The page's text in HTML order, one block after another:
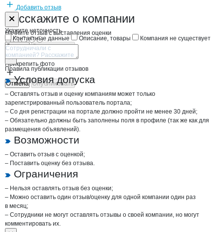
Добавить отзыв
Расскажите о компании
Начните отзыв с выставления оценки
Прикрепить фото
Отмена Опубликовать
Форма обратной связи о неточностях
Укажите неточность
Контактные данные
Описание, товары Компания не существует
Отмена Опубликовать
Правила публикации отзывов
Условия допуска
– Оставлять отзыв и оценку компаниям может только
зарегистрированный пользователь портала;
– Со дня регистрации на портале должно пройти не менее 30 дней;
– Обязательно должны быть заполнены поля в профиле (так же как для
размещения объявлений).
Возможности
– Оставить отзыв с оценкой;
– Поставить оценку без отзыва.
Ограничения
– Нельзя оставлять отзыв без оценки;
– Можно оставить один отзыв/оценку для одной компании один раз
в месяц;
– Сотрудники не могут оставлять отзывы о своей компании, но могут
комментировать их.